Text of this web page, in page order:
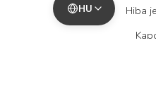
HU
Hiba